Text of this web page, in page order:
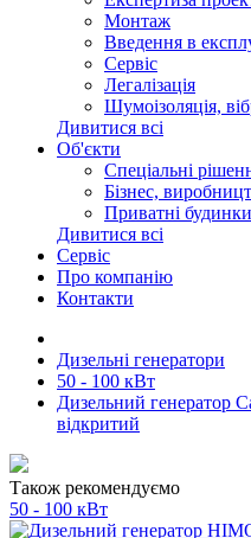
Монтаж
Введення в
Сервіс
Легалізація
Шумоізоляція,
Дивитися всі
Об'єкти
Спеціальні
Бізнес,
Приватні будинки
Дивитися всі
Сервіс
Про компанію
Контакти
Дизельні генератори
50 - 100 кВт
Дизельний генератор
відкритий
Також рекомендуємо
50 - 100 кВт